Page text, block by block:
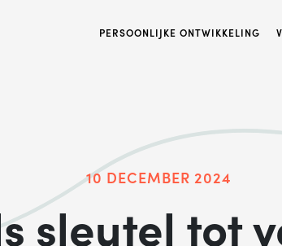
PERSOONLIJKE ONTWIKKELING
10 DECEMBER 2024
sleutel tot